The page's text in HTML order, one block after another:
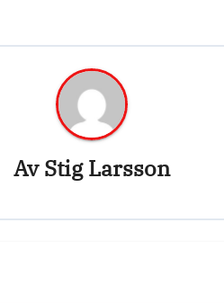
AvStig Larsson